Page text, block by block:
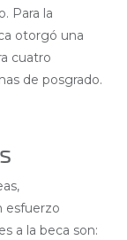
Para la
otorgó una
cuatro
de posgrado.
esfuerzo
a la beca son: